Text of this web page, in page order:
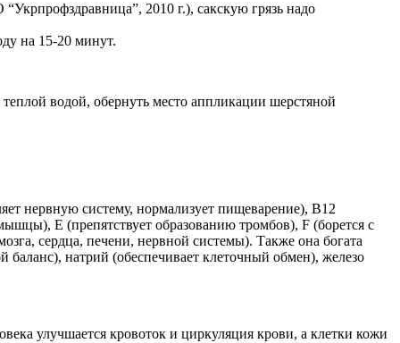
2010 г.), сакскую грязь надо
на 15-20 минут.
водой, обернуть место аппликации шерстяной
нервную систему, нормализует пищеварение), В12
Е (препятствует образованию тромбов), F (борется с
сердца, печени, нервной системы). Также она богата
натрий (обеспечивает клеточный обмен), железо
улучшается кровоток и циркуляция крови, а клетки кожи